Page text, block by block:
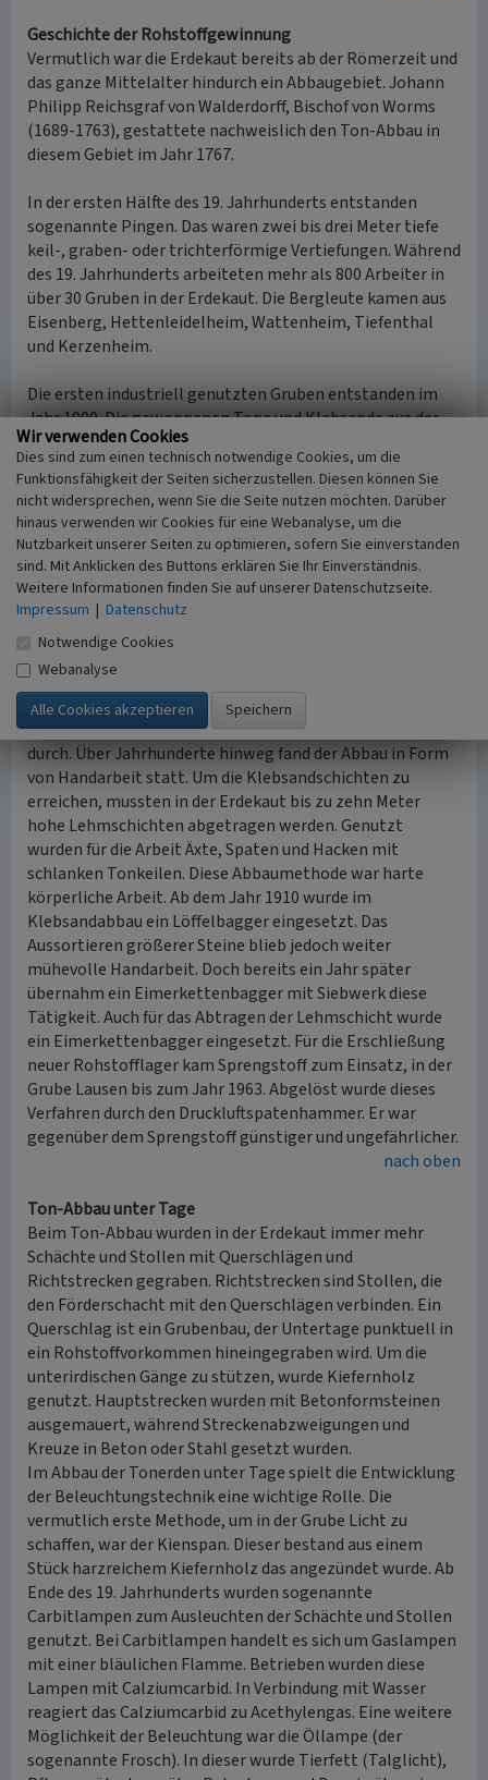
Geschichte der Rohstoffgewinnung
Vermutlich war die Erdekaut bereits ab der Römerzeit und
das ganze Mittelalter hindurch ein Abbaugebiet. Johann
Philipp Reichsgraf von Walderdorff, Bischof von Worms
(1689-1763), gestattete nachweislich den Ton-Abbau in
diesem Gebiet im Jahr 1767.
In der ersten Hälfte des 19. Jahrhunderts entstanden
sogenannte Pingen. Das waren zwei bis drei Meter tiefe
keil-, graben- oder trichterförmige Vertiefungen. Während
des 19. Jahrhunderts arbeiteten mehr als 800 Arbeiter in
über 30 Gruben in der Erdekaut. Die Bergleute kamen aus
Eisenberg, Hettenleidelheim, Wattenheim, Tiefenthal
und Kerzenheim.
Die ersten industriell genutzten Gruben entstanden im
Jahr 1900. Die gewonnenen Tone und Klebsande aus der
Erdekaut wurden in der Ziegel-, Schamotte- und
Eisenverhüttungsindustrie verwendet. So fand der
Rohstoff bis zur Hälfte des 20. Jahrhunderts auch in den
nahegelegenenGienanth-WerkenVerwendung. Dort
diente der Rohstoff vornehmlich dem Ausbau von
Hochöfen und im Formenbau. Tone und Klebsand wurden
auch international gehandelt. Hauptabnehmer waren
Frankreich, die Niederlande und Belgien.
Klebsand-Abbau über Tage
Im Laufe der Jahrhunderte machte die Gewinnung der
Rohstoffe Ton und Klebsand eine technische Entwicklung
durch. Über Jahrhunderte hinweg fand der Abbau in Form
von Handarbeit statt. Um die Klebsandschichten zu
erreichen, mussten in der Erdekaut bis zu zehn Meter
hohe Lehmschichten abgetragen werden. Genutzt
wurden für die Arbeit Äxte, Spaten und Hacken mit
schlanken Tonkeilen. Diese Abbaumethode war harte
körperliche Arbeit. Ab dem Jahr 1910 wurde im
Klebsandabbau ein Löffelbagger eingesetzt. Das
Aussortieren größerer Steine blieb jedoch weiter
mühevolle Handarbeit. Doch bereits ein Jahr später
übernahm ein Eimerkettenbagger mit Siebwerk diese
Tätigkeit. Auch für das Abtragen der Lehmschicht wurde
ein Eimerkettenbagger eingesetzt. Für die Erschließung
neuer Rohstofflager kam Sprengstoff zum Einsatz, in der
Grube Lausen bis zum Jahr 1963. Abgelöst wurde dieses
Verfahren durch den Druckluftspatenhammer. Er war
gegenüber dem Sprengstoff günstiger und ungefährlicher.
nach oben
Ton-Abbau unter Tage
Beim Ton-Abbau wurden in der Erdekaut immer mehr
Schächte und Stollen mit Querschlägen und
Richtstrecken gegraben. Richtstrecken sind Stollen, die
den Förderschacht mit den Querschlägen verbinden. Ein
Querschlag ist ein Grubenbau, der Untertage punktuell in
ein Rohstoffvorkommen hineingegraben wird. Um die
unterirdischen Gänge zu stützen, wurde Kiefernholz
genutzt. Hauptstrecken wurden mit Betonformsteinen
ausgemauert, während Streckenabzweigungen und
Kreuze in Beton oder Stahl gesetzt wurden.
Im Abbau der Tonerden unter Tage spielt die Entwicklung
der Beleuchtungstechnik eine wichtige Rolle. Die
vermutlich erste Methode, um in der Grube Licht zu
schaffen, war der Kienspan. Dieser bestand aus einem
Stück harzreichem Kiefernholz das angezündet wurde. Ab
Ende des 19. Jahrhunderts wurden sogenannte
Carbitlampen zum Ausleuchten der Schächte und Stollen
genutzt. Bei Carbitlampen handelt es sich um Gaslampen
mit einer bläulichen Flamme. Betrieben wurden diese
Lampen mit Calziumcarbid. In Verbindung mit Wasser
reagiert das Calziumcarbid zu Acethylengas. Eine weitere
Möglichkeit der Beleuchtung war die Öllampe (der
sogenannte Frosch). In dieser wurde Tierfett (Talglicht),
Wir verwenden Cookies
Dies sind zum einen technisch notwendige Cookies, um die
Funktionsfähigkeit der Seiten sicherzustellen. Diesen können Sie
nicht widersprechen, wenn Sie die Seite nutzen möchten. Darüber
hinaus verwenden wir Cookies für eine Webanalyse, um die
Nutzbarkeit unserer Seiten zu optimieren, sofern Sie einverstanden
sind. Mit Anklicken des Buttons erklären Sie Ihr Einverständnis.
Weitere Informationen finden Sie auf unserer Datenschutzseite.
Impressum | Datenschutz
Notwendige Cookies
Webanalyse